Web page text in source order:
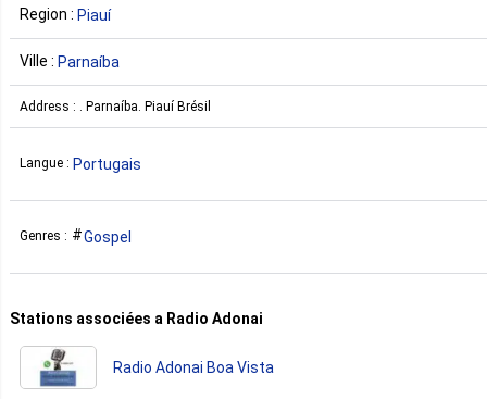
Region : Piauí
Ville : Parnaíba
Address : . Parnaíba. Piauí Brésil
Langue : Portugais
Genres : Gospel
Stations associées a Radio Adonai
Radio Adonai Boa Vista